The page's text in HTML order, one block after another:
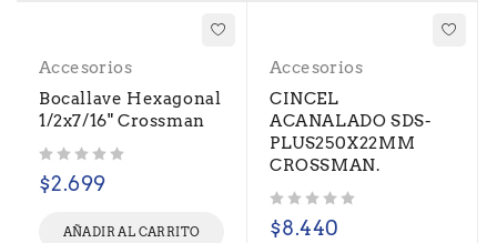
Accesorios
Bocallave Hexagonal
1/2x7/16" Crossman
$2.699
AÑADIR AL CARRITO
Accesorios
CINCEL
ACANALADO SDS-
PLUS250X22MM
CROSSMAN.
$8.440